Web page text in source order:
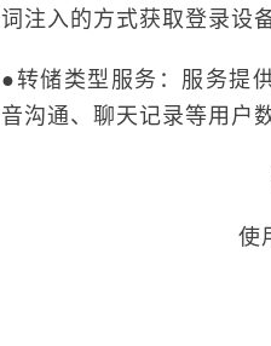
词注入的方式获取登录设
●转储类型服务：服务提
音沟通、聊天记录等用户数
使